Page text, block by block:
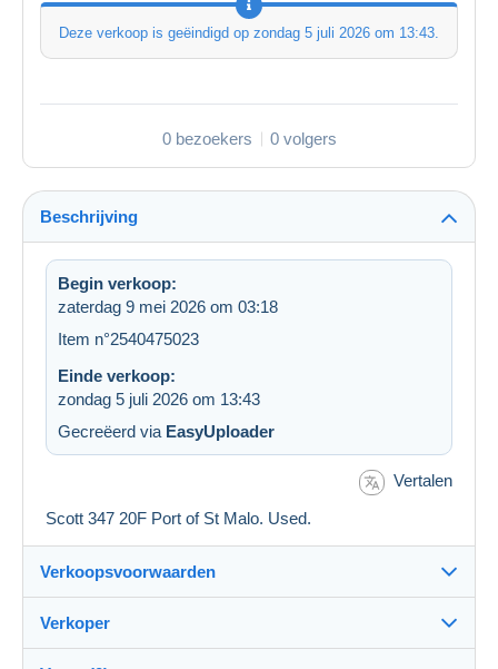
Deze verkoop is geëindigd op zondag 5 juli 2026 om 13:43.
0 bezoekers 0 volgers
Beschrijving
Begin verkoop:
zaterdag 9 mei 2026 om 03:18
Item n°2540475023
Einde verkoop:
zondag 5 juli 2026 om 13:43
Gecreëerd via EasyUploader
Vertalen
Scott 347 20F Port of St Malo. Used.
Verkoopsvoorwaarden
Details van de verkoopvoorwaarden
Verkoper